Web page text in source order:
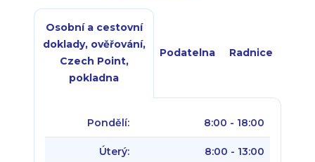
Osobní a cestovní
doklady, ověřování,
Czech Point,
pokladna
Podatelna Radnice
Pondělí: 8:00 - 18:00
Úterý: 8:00 - 13:00